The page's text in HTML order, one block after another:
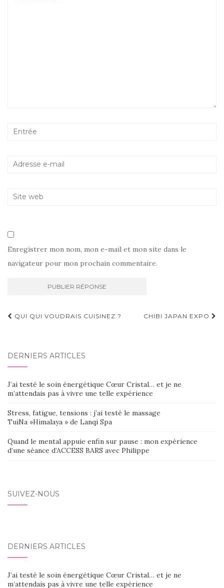
Enregistrer mon nom, mon e-mail et mon site dans le
navigateur pour mon prochain commentaire.
Navigation
QUI QUI VOUDRAIS CUISINEZ ? CHIBI JAPAN EXPO
DERNIERS ARTICLES
J’ai testé le soin énergétique Cœur Cristal… et je ne
m’attendais pas à vivre une telle expérience
Stress, fatigue, tensions : j’ai testé le massage
TuiNa »Himalaya » de Lanqi Spa
Quand le mental appuie enfin sur pause : mon expérience
d’une séance d’ACCESS BARS avec Philippe
SUIVEZ-NOUS
DERNIERS ARTICLES
J’ai testé le soin énergétique Cœur Cristal… et je ne
m’attendais pas à vivre une telle expérience